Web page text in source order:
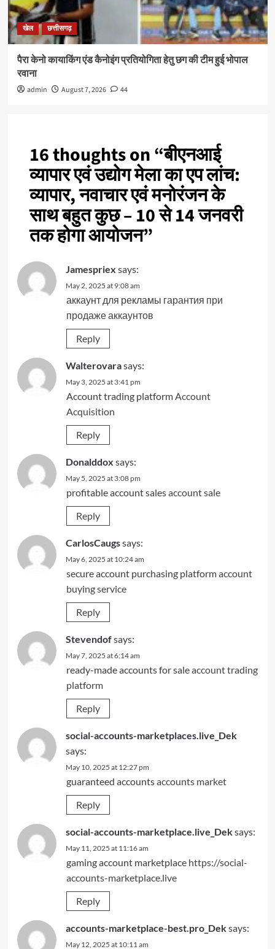
खेल छत्तीसगढ़
पैरा केनो कायाकिंग एंड कैनोइंग प्रतियोगिता हेतु छग की टीम हुई भोपाल
रवाना
admin August 7, 2026 44
16 thoughts on “बीएनआई
व्यापार एवं उद्योग मेला का एप लांच:
व्यापार, नवाचार एवं मनोरंजन के
साथ बहुत कुछ – 10 से 14 जनवरी
तक होगा आयोजन”
Jamespriex says:
May 2, 2025 at 9:08 am
аккаунт для рекламы гарантия при
продаже аккаунтов
Reply
Walterovarasays:
May 3, 2025 at 3:41 pm
Account trading platformAccount
Acquisition
Reply
Donalddox says:
May 5, 2025 at 3:08 pm
profitable account salesaccount sale
Reply
CarlosCaugssays:
May 6, 2025 at 10:24 am
secure account purchasing platformaccount
buying service
Reply
Stevendofsays:
May 7, 2025 at 6:14 am
ready-made accounts for saleaccount trading
platform
Reply
social-accounts-marketplaces.live_Dek
says:
May 10, 2025 at 12:27 pm
guaranteed accountsaccounts market
Reply
social-accounts-marketplace.live_Deksays:
May 11, 2025 at 11:16 am
gaming account marketplace https://social-
accounts-marketplace.live
Reply
accounts-marketplace-best.pro_Deksays:
May 12, 2025 at 10:11 am